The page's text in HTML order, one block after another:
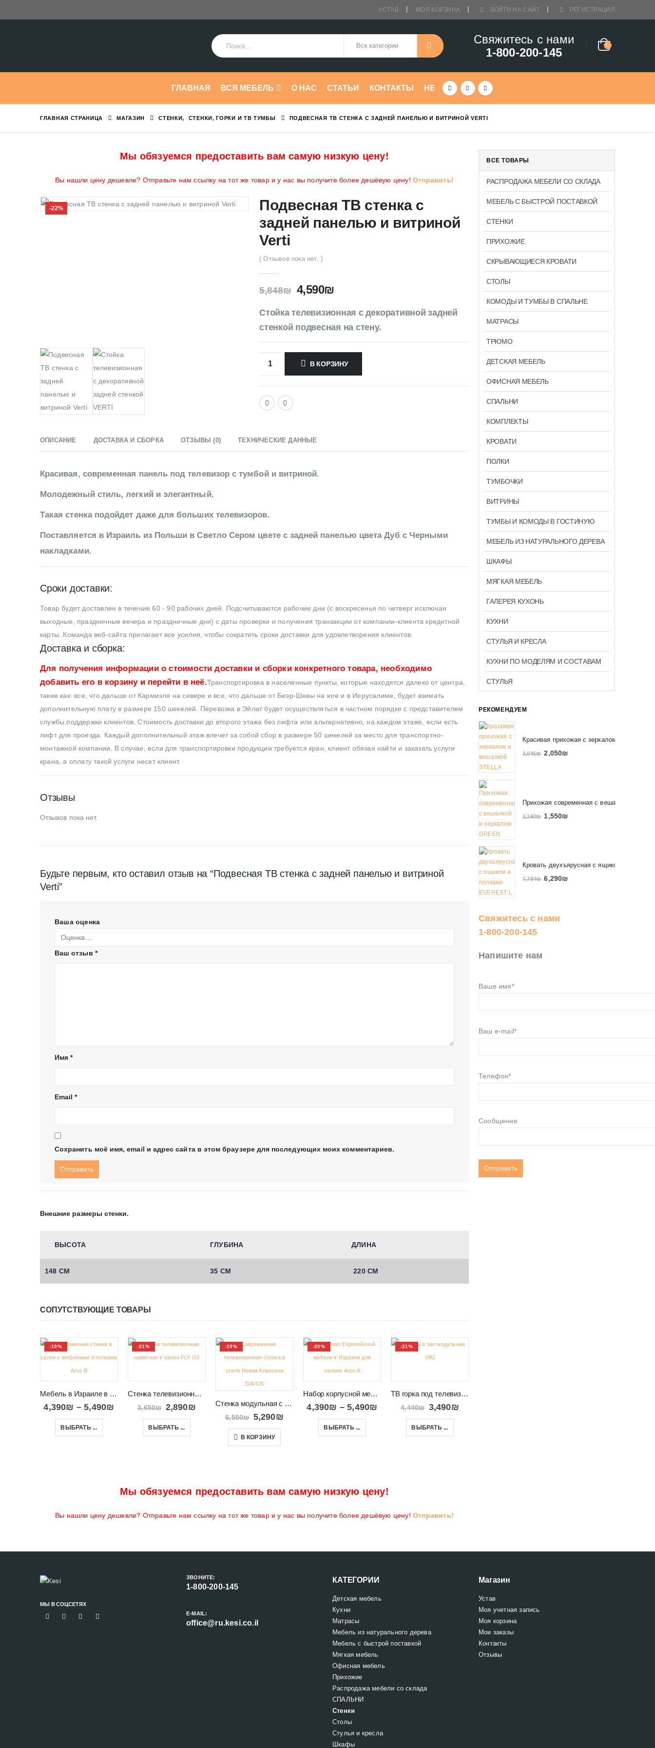
УСТАВ МОЯ КОРЗИНА ВОЙТИ НА САЙТ РЕГИСТРАЦИЯ
Свяжитесь с нами
1-800-200-145
ГЛАВНАЯ ВСЯ МЕБЕЛЬ О НАС СТАТЬИ КОНТАКТЫ HE
ГЛАВНАЯ СТРАНИЦА МАГАЗИН СТЕНКИ, СТЕНКИ, ГОРКИ И ТВ ТУМБЫ ПОДВЕСНАЯ ТВ СТЕНКА С ЗАДНЕЙ ПАНЕЛЬЮ И ВИТРИНОЙ VERTI
Мы обязуемся предоставить вам самую низкую цену!
Вы нашли цену дешевле? Отправьте нам ссылку на тот же товар и у нас вы получите более дешёвую цену! Отправить!
-22%
Подвесная ТВ стенка с
задней панелью и витриной
Verti
( Отзывов пока нет. )
5,848₪ 4,590₪
Стойка телевизионная с декоративной задней
стенкой подвесная на стену.
В КОРЗИНУ
ОПИСАНИЕ ДОСТАВКА И СБОРКА ОТЗЫВЫ (0) ТЕХНИЧЕСКИЕ ДАННЫЕ
Красивая, современная панель под телевизор с тумбой и витриной.
Молодежный стиль, легкий и элегантный.
Такая стенка подойдет даже для больших телевизоров.
Поставляется в Израиль из Польши в Светло Сером цвете с задней панелью цвета Дуб с Черными
накладками.
Сроки доставки:
Товар будет доставлен в течение 60 - 90 рабочих дней. Подсчитываются рабочие дни (с воскресенья по четверг исключая
выходные, праздничные вечера и праздничные дни) с даты проверки и получения транзакции от компании-клиента кредитной
карты. Команда веб-сайта прилагает все усилия, чтобы сократить сроки доставки для удовлетворения клиентов.
Доставка и сборка:
Для получения информации о стоимости доставки и сборки конкретного товара, необходимо
добавить его в корзину и перейти в неё.Транспортировка в населенные пункты, которые находятся далеко от центра,
такие как: все, что дальше от Кармиэля на севере и все, что дальше от Беэр-Шевы на юге и в Иерусалиме, будет взимать
дополнительную плату в размере 150 шекелей. Перевозка в Эйлат будет осуществляться в частном порядке с представителем
службы поддержки клиентов. Стоимость доставки до второго этажа без лифта или альтернативно, на каждом этаже, если есть
лифт для проезда. Каждый дополнительный этаж влечет за собой сбор в размере 50 шекелей за место для транспортно-
монтажной компании. В случае, если для транспортировки продукции требуется кран, клиент обязан найти и заказать услуги
крана, а оплату такой услуги несет клиент.
Отзывы
Отзывов пока нет.
Будьте первым, кто оставил отзыв на “Подвесная ТВ стенка с задней панелью и витриной
Verti”
Ваша оценка
Ваш отзыв *
Имя*
Email*
Сохранить моё имя, email и адрес сайта в этом браузере для последующих моих комментариев.
Внешние размеры стенки.
ВЫСОТА ГЛУБИНА ДЛИНА
148 СМ 35 СМ 220 СМ
СОПУТСТВУЮЩИЕ ТОВАРЫ
-19%
Мебель в Израиле в салон под телевизор и аппаратуру Arco B
4,390₪ –5,490₪
ВЫБРАТЬ ...
-21%
Стенка телевизионная навесная в салон FLY G2
3,650₪ 2,890₪
ВЫБРАТЬ ...
-19%
Стенка модульная с декоративными вставками DAVOS
6,550₪ 5,290₪
В КОРЗИНУ
-20%
Набор корпусной мебели в гостиную с витринами Arco A
4,390₪ –5,490₪
ВЫБРАТЬ ...
-21%
ТВ горка под телевизор в гостиную VIKI
4,440₪ 3,490₪
ВЫБРАТЬ ...
Мы обязуемся предоставить вам самую низкую цену!
Вы нашли цену дешевле? Отправьте нам ссылку на тот же товар и у нас вы получите более дешёвую цену! Отправить!
ВСЕ ТОВАРЫ
РАСПРОДАЖА МЕБЕЛИ СО СКЛАДА
МЕБЕЛЬ С БЫСТРОЙ ПОСТАВКОЙ
СТЕНКИ
ПРИХОЖИЕ
СКРЫВАЮЩИЕСЯ КРОВАТИ
СТОЛЫ
КОМОДЫ И ТУМБЫ В СПАЛЬНЕ
МАТРАСЫ
ТРЮМО
ДЕТСКАЯ МЕБЕЛЬ
ОФИСНАЯ МЕБЕЛЬ
СПАЛЬНИ
КОМПЛЕКТЫ
КРОВАТИ
ПОЛКИ
ТУМБОЧКИ
ВИТРИНЫ
ТУМБЫ И КОМОДЫ В ГОСТИНУЮ
МЕБЕЛЬ ИЗ НАТУРАЛЬНОГО ДЕРЕВА
ШКАФЫ
МЯГКАЯ МЕБЕЛЬ
ГАЛЕРЕЯ КУХОНЬ
КУХНИ
СТУЛЬЯ И КРЕСЛА
КУХНИ ПО МОДЕЛЯМ И СОСТАВАМ
СТУЛЬЯ
РЕКОМЕНДУЕМ
Красивая прихожая с зеркалом и вешалкой
3,045₪ 2,050₪
Прихожая современная с вешалкой и
2,190₪ 1,550₪
Кровать двухъярусная с ящиком и
7,784₪ 6,290₪
Свяжитесь с нами
1-800-200-145
Напишите нам
Ваше имя*
Ваш e-mail*
Телефон*
Сообщение
МЫ В СОЦСЕТЯХ
ЗВОНИТЕ:
1-800-200-145
E-MAIL:
office@ru.kesi.co.il
КАТЕГОРИИ
Детская мебель
Кухни
Матрасы
Мебель из натурального дерева
Мебель с быстрой поставкой
Мягкая мебель
Офисная мебель
Прихожие
Распродажа мебели со склада
СПАЛЬНИ
Стенки
Столы
Стулья и кресла
Шкафы
Магазин
Устав
Моя учетная запись
Моя корзина
Мои заказы
Контакты
Отзывы